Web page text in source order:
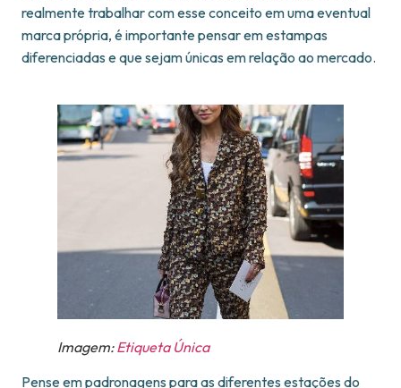
realmente trabalhar com esse conceito em uma eventual
marca própria, é importante pensar em estampas
diferenciadas e que sejam únicas em relação ao mercado.
Imagem:Etiqueta Única
Pense em padronagens para as diferentes estações do